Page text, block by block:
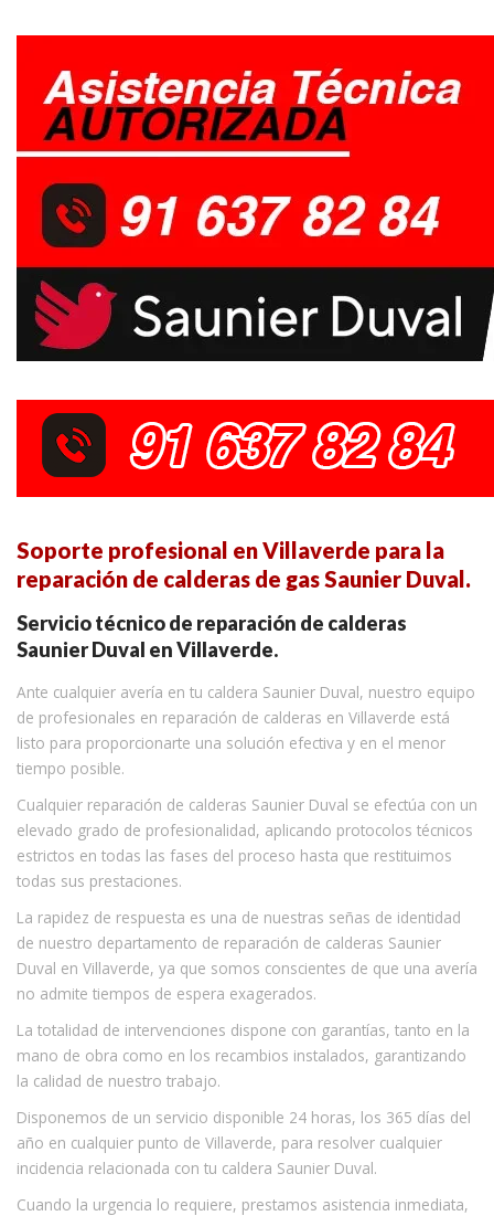
Soporte profesional en Villaverde para la
reparación de calderas de gas Saunier Duval.
Servicio técnico de reparación de calderas
Saunier Duval en Villaverde.
Ante cualquier avería en tu caldera Saunier Duval, nuestro equipo
de profesionales en reparación de calderas en Villaverde está
listo para proporcionarte una solución efectiva y en el menor
tiempo posible.
Cualquier reparación de calderas Saunier Duval se efectúa con un
elevado grado de profesionalidad, aplicando protocolos técnicos
estrictos en todas las fases del proceso hasta que restituimos
todas sus prestaciones.
La rapidez de respuesta es una de nuestras señas de identidad
de nuestro departamento de reparación de calderas Saunier
Duval en Villaverde, ya que somos conscientes de que una avería
no admite tiempos de espera exagerados.
La totalidad de intervenciones dispone con garantías, tanto en la
mano de obra como en los recambios instalados, garantizando
la calidad de nuestro trabajo.
Disponemos de un servicio disponible 24 horas, los 365 días del
año en cualquier punto de Villaverde, para resolver cualquier
incidencia relacionada con tu caldera Saunier Duval.
Cuando la urgencia lo requiere, prestamos asistencia inmediata,